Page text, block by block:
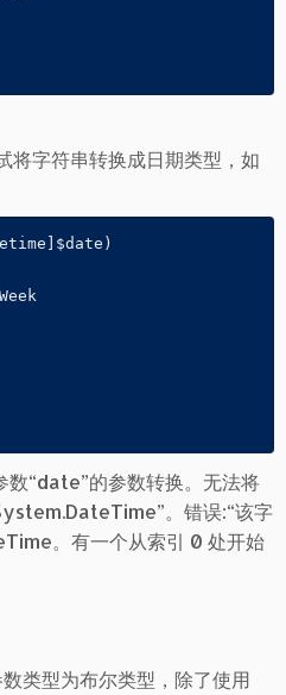
将字符串转换成日期类型，如
“date”的参数转换。无法将
。错误:“该字
。有一个从索引 0 处开始
类型为布尔类型，除了使用